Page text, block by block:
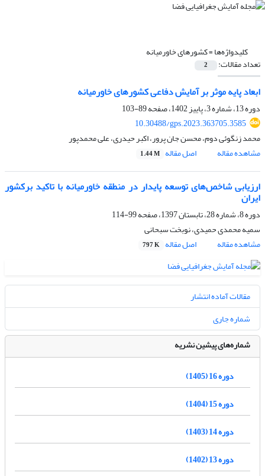
کلیدواژه‌ها =کشورهای خاورمیانه
تعداد مقالات: 2
ابعاد پایه موثر بر آمایش دفاعی کشورهای خاورمیانه
دوره 13، شماره 3، پاییز 1402، صفحه
89-103
10.30488/gps.2023.363705.3585
محمد زنگوئی دوم، محسن جان پرور، اکبر حیدری، علی محمدپور
مشاهده مقاله
اصل مقاله 1.44 M
ارزیابی شاخص‌های توسعه پایدار در منطقه خاورمیانه با تاکید برکشور
ایران
دوره 8، شماره 28، تابستان 1397، صفحه
99-114
سمیه محمدی حمیدی، نوبخت سبحانی
مشاهده مقاله
اصل مقاله 797 K
مقالات آماده انتشار
شماره جاری
شماره‌های پیشین نشریه
دوره 16 (1405)
دوره 15 (1404)
دوره 14 (1403)
دوره 13 (1402)